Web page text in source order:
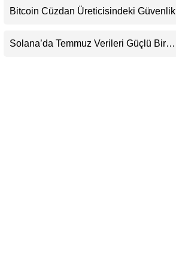
Henüz Yok
Bitcoin Cüzdan Üreticisindeki Güvenlik
Belirsizliğini Koruyor
Solana’da Temmuz Verileri Güçlü Bir